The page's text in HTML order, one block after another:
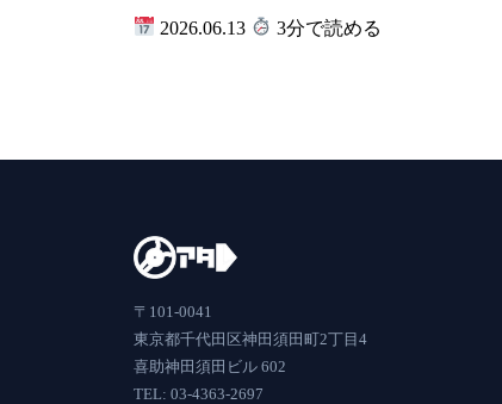
2026.06.13 3分で読める
〒101-0041
東京都千代田区神田須田町2丁目4
喜助神田須田ビル 602
TEL: 03-4363-2697